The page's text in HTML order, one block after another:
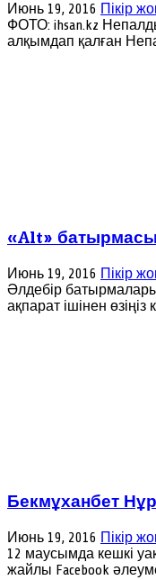
Июнь 19, 2016 Пікір
ФОТО: ihsan.kz
алқымдап қалған
«Alt»
Июнь 19, 2016 Пікір
Әлдебір
ақпарат ішінен
Бекмұханбет
Июнь 19, 2016 Пікір
12 маусымда кешкі
жайлы Facebook